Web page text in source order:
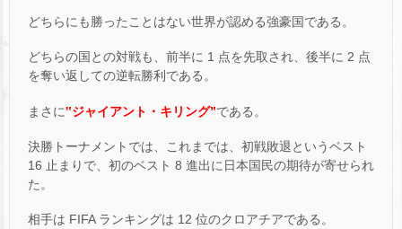
どちらにも勝ったことはない世界が認める強豪国である。
どちらの国との対戦も、前半に 1 点を先取され、後半に 2 点
を奪い返しての逆転勝利である。
まさに‟ジャイアント・キリング”である。
決勝トーナメントでは、これまでは、初戦敗退というベスト
16 止まりで、初のベスト 8 進出に日本国民の期待が寄せられ
た。
相手は FIFA ランキングは 12 位のクロアチアである。